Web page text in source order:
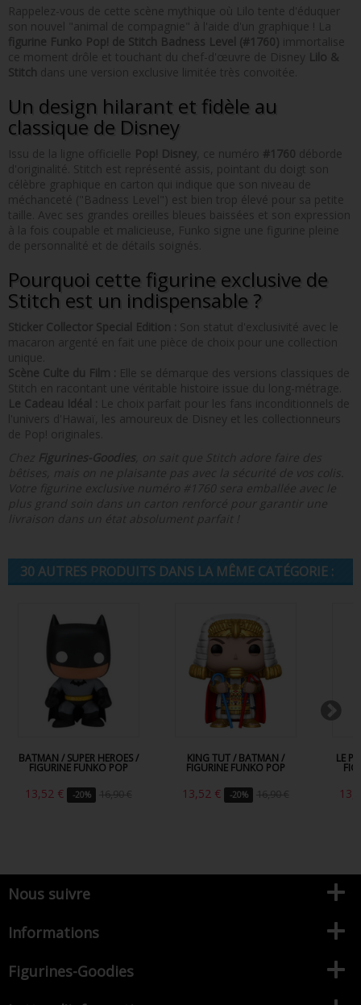
Rappelez-vous de cette scène mythique où Lilo tente d'éduquer
son nouvel "animal de compagnie" à l'aide d'un graphique ! La
figurine Funko Pop! de Stitch Badness Level (#1760) immortalise
ce moment drôle et touchant du chef-d'œuvre de Disney Lilo &
Stitch dans une version exclusive limitée très convoitée.
Un design hilarant et fidèle au
classique de Disney
Issu de la ligne officielle Pop! Disney , ce numéro #1760 déborde
d'originalité. Stitch est représenté assis, pointant du doigt son
célèbre graphique en carton qui indique que son niveau de
méchanceté ("Badness Level") est bien trop élevé pour sa petite
taille. Avec ses grandes oreilles bleues baissées et son expression
à la fois coupable et malicieuse, Funko signe une figurine pleine
de personnalité et de détails soignés.
Pourquoi cette figurine exclusive de
Stitch est un indispensable ?
Sticker Collector Special Edition : Son statut d'exclusivité avec le
macaron argenté en fait une pièce de choix pour une collection
unique.
Scène Culte du Film : Elle se démarque des versions classiques de
Stitch en racontant une véritable histoire issue du long-métrage.
Le Cadeau Idéal : Le choix parfait pour les fans inconditionnels de
l'univers d'Hawaï, les amoureux de Disney et les collectionneurs
de Pop! originales.
Chez Figurines-Goodies , on sait que Stitch adore faire des
bêtises, mais on ne plaisante pas avec la sécurité de vos colis.
Votre figurine exclusive numéro #1760 sera emballée avec le
plus grand soin dans un carton renforcé pour garantir une
livraison dans un état absolument parfait !
30 AUTRES PRODUITS DANS LA MÊME CATÉGORIE :
BATMAN / SUPER HEROES /
FIGURINE FUNKO POP
13,52 € -20% 16,90 €
KING TUT / BATMAN /
FIGURINE FUNKO POP
13,52 € -20% 16,90 €
LE
Nous suivre
Informations
Figurines-Goodies